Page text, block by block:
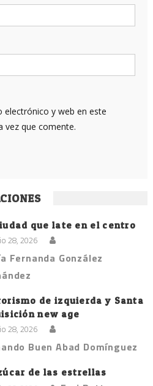
electrónico y web en este
vez que comente.
que late en el centro
28, 2026
Fernanda González
de izquierda y Santa
new age
28, 2026
Buen Abad Domínguez
de las estrellas